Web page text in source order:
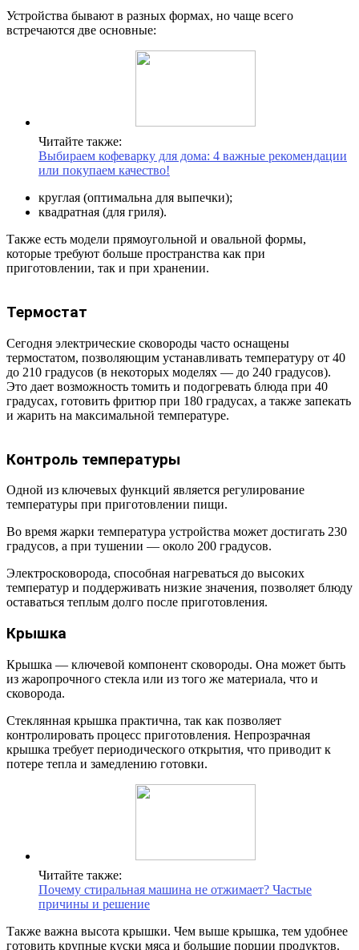
Устройства бывают в разных формах, но чаще всего
встречаются две основные:
Читайте также:
Выбираем кофеварку для дома: 4 важные рекомендации
или покупаем качество!
круглая (оптимальна для выпечки);
квадратная (для гриля).
Также есть модели прямоугольной и овальной формы,
которые требуют больше пространства как при
приготовлении, так и при хранении.
Термостат
Сегодня электрические сковороды часто оснащены
термостатом, позволяющим устанавливать температуру от 40
до 210 градусов (в некоторых моделях — до 240 градусов).
Это дает возможность томить и подогревать блюда при 40
градусах, готовить фритюр при 180 градусах, а также запекать
и жарить на максимальной температуре.
Контроль температуры
Одной из ключевых функций является регулирование
температуры при приготовлении пищи.
Во время жарки температура устройства может достигать 230
градусов, а при тушении — около 200 градусов.
Электросковорода, способная нагреваться до высоких
температур и поддерживать низкие значения, позволяет блюду
оставаться теплым долго после приготовления.
Крышка
Крышка — ключевой компонент сковороды. Она может быть
из жаропрочного стекла или из того же материала, что и
сковорода.
Стеклянная крышка практична, так как позволяет
контролировать процесс приготовления. Непрозрачная
крышка требует периодического открытия, что приводит к
потере тепла и замедлению готовки.
Читайте также:
Почему стиральная машина не отжимает? Частые
причины и решение
Также важна высота крышки. Чем выше крышка, тем удобнее
готовить крупные куски мяса и большие порции продуктов.